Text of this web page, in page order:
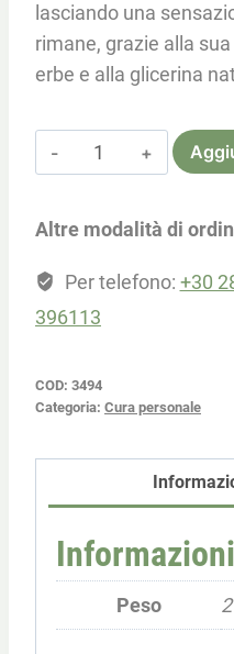
lasciando una
rimane, grazie alla
erbe e alla glicerina
Sapone
liquido
le
liquido)
quantità
Altre modalità di
Per telefono: +30
396113
COD: 3494
Categoria: Cura personale
Peso